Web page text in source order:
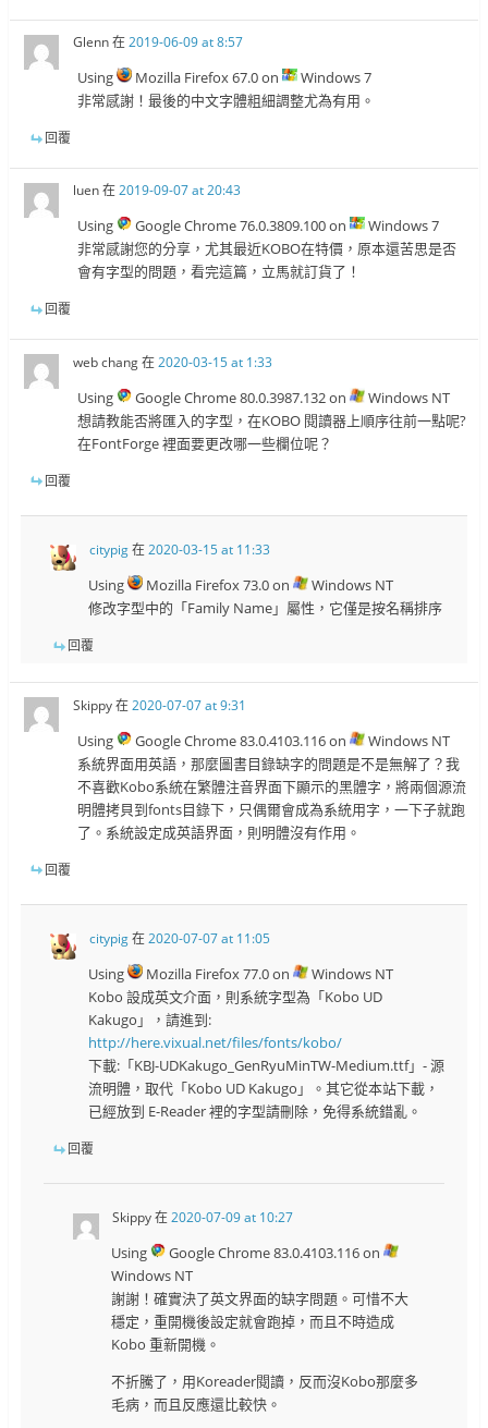
Glenn在2019-06-09 at 8:57
Using Mozilla Firefox 67.0 on
Windows 7
非常感謝！最後的中文字體粗細調整尤為有用。
回覆
luen在2019-09-07 at 20:43
Using Google Chrome 76.0.3809.100 on
Windows 7
非常感謝您的分享，尤其最近KOBO在特價，原本還苦思是否
會有字型的問題，看完這篇，立馬就訂貨了！
回覆
web chang在2020-03-15 at 1:33
Using Google Chrome 80.0.3987.132 on
Windows NT
想請教能否將匯入的字型，在KOBO 閱讀器上順序往前一點呢?
在FontForge 裡面要更改哪一些欄位呢？
回覆
citypig在2020-03-15 at 11:33
Using Mozilla Firefox 73.0 on
Windows NT
修改字型中的「Family Name」屬性，它僅是按名稱排序
回覆
Skippy在2020-07-07 at 9:31
Using Google Chrome 83.0.4103.116 on
Windows NT
系統界面用英語，那麼圖書目錄缺字的問題是不是無解了？我
不喜歡Kobo系統在繁體注音界面下顯示的黑體字，將兩個源流
明體拷貝到fonts目錄下，只偶爾會成為系統用字，一下子就跑
了。系統設定成英語界面，則明體沒有作用。
回覆
citypig在2020-07-07 at 11:05
Using Mozilla Firefox 77.0 on
Windows NT
Kobo 設成英文介面，則系統字型為「Kobo UD
Kakugo」，請進到:
http://here.vixual.net/files/fonts/kobo/
下載:「KBJ-UDKakugo_GenRyuMinTW-Medium.ttf」- 源
流明體，取代「Kobo UD Kakugo」。其它從本站下載，
已經放到 E-Reader 裡的字型請刪除，免得系統錯亂。
回覆
Skippy在2020-07-09 at 10:27
Using
Google Chrome 83.0.4103.116 on
Windows NT
謝謝！確實決了英文界面的缺字問題。可惜不大
穩定，重開機後設定就會跑掉，而且不時造成
Kobo 重新開機。
不折騰了，用Koreader閱讀，反而沒Kobo那麼多
毛病，而且反應還比較快。